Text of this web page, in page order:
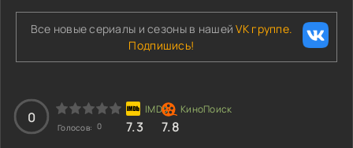
Все новые сериалы и сезоны в нашейVK группе.
Подпишись!
0
Голосов: 0 7.3 7.8